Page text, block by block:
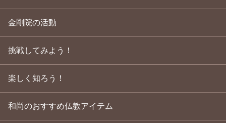
金剛院の活動
挑戦してみよう！
楽しく知ろう！
和尚のおすすめ仏教アイテム